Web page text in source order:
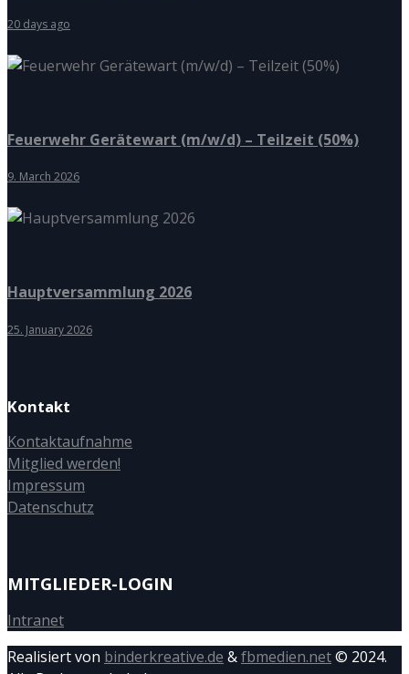
20 days ago
Feuerwehr Gerätewart (m/w/d) – Teilzeit (50%)
9. March 2026
Hauptversammlung 2026
25. January 2026
Kontakt
Kontaktaufnahme
Mitglied werden!
Impressum
Datenschutz
MITGLIEDER-LOGIN
Intranet
Realisiert von binderkreative.de &fbmedien.net© 2024.